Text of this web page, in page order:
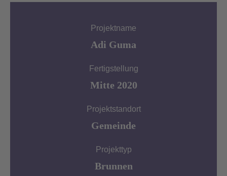
Projektname
Adi Guma
Fertigstellung
Mitte 2020
Projektstandort
Gemeinde
Projekttyp
Brunnen